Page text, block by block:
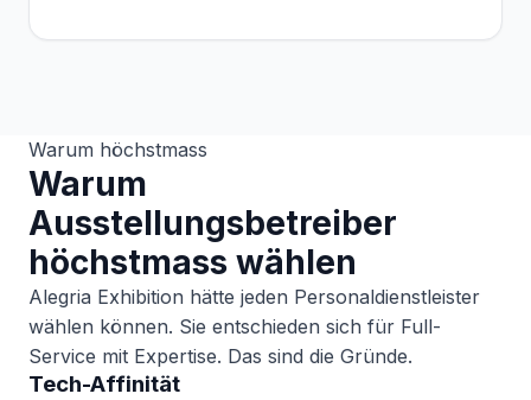
Warum höchstmass
Warum
Ausstellungsbetreiber
höchstmass wählen
Alegria Exhibition hätte jeden Personaldienstleister
wählen können. Sie entschieden sich für Full-
Service mit Expertise. Das sind die Gründe.
Tech-Affinität